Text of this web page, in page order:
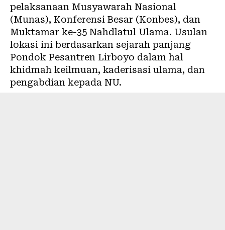
pelaksanaan Musyawarah Nasional
(Munas), Konferensi Besar (Konbes), dan
Muktamar ke-35 Nahdlatul Ulama. Usulan
lokasi ini berdasarkan sejarah panjang
Pondok Pesantren Lirboyo dalam hal
khidmah keilmuan, kaderisasi ulama, dan
pengabdian kepada NU.